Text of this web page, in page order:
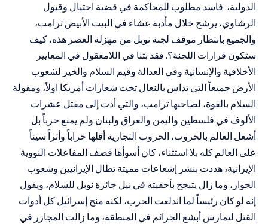
الدولية،. فاسد مطلوب للمحاكمة في قضية احتيال وقبول
الرشاوي، يرشح خلال مأدبة عشاء في البيت الأبيض ترامب،
والجميع بانتظار موقف لجنة نوبل من مهزلة العصر هذه، كيف
ستكون قرارات اللجنة؟. فقد بتنا في اللامعقول في المعايير
الأخلاقية والإنسانية وفي العدالة وقيم السلام والخير لشعوب
الأرض جميعاً التي تداس بالنعال تحت شعارات أمريكا اولاً، ومقولة
السلام بالقوة، لصاحبها ترامب، والتي أدت إلى مقتل عشرات
الألوف في فلسطين واليمن والعراق ولبنان ولم يمنع حرباً بل
أشعل العالم بالحروب، الحروب التجارية أقلها خراباً وأثراً سيئاً
على العالم كله بلا استثناء، كان أسوأها قصف المفاعلات النووية
الإيرانية، هددت بنشر إشعاعات مميتة تطال الإيرانيين وشعوب
الجوار، وما زال يتبجح بأحقيته في نيل جائزة نوبل للسلام، ويقول
إنه لو كان رئيساً لما اندلعت الحرب، لكنه منح إسرائيل كل أدوات
القتل لتمارس أبشع الجرائم في المنطقة، وما زالت المجازر في